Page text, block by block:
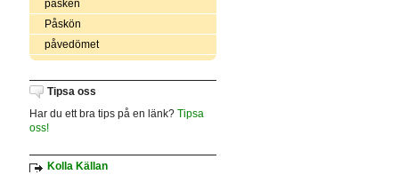
påsken
Påskön
påvedömet
Tipsa oss
Har du ett bra tips på en länk? Tipsa
oss!
Kolla Källan